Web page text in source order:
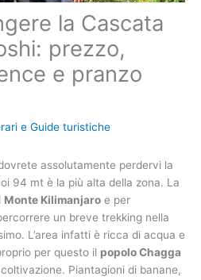
la Cascata
prezzo,
e pranzo
e Guide turistiche
assolutamente perdervi la
94 mt è la più alta della zona. La
Monte Kilimanjaro e per
un breve trekking nella
L’area infatti è ricca di acqua e
per questo il popolo Chagga
Piantagioni di banane,